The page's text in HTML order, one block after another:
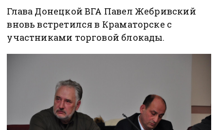
Глава Донецкой ВГА Павел Жебривский
вновь встретился в Краматорске с
участниками торговой блокады.